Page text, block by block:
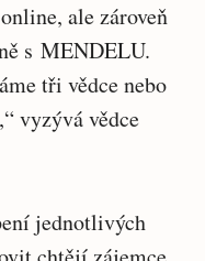
ale zároveň
s MENDELU.
tři vědce nebo
vyzývá vědce
jednotlivých